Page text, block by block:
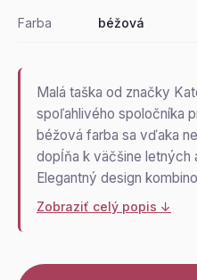
Farba béžová
Malá taška od značky
spoľahlivého spoločníka
béžová farba sa vďaka
dopĺňa k väčšine letných
Elegantný design
Zobraziť celý popis ↓